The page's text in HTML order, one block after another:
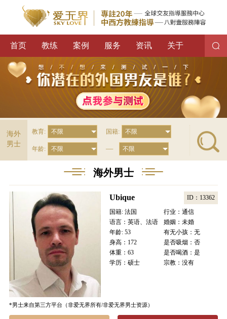
首页 教练 案例 服务 资讯 关于
海外
男士
教育: 国籍:
年龄: —
海外男士
Ubique
ID：13362
国籍: 法国
行业：通信
语言：英语、法语
婚姻：未婚
年龄: 53
有无小孩：无
身高：172
是否吸烟：否
体重：63
是否喝酒：是
学历：硕士
宗教：没有
*男士来自第三方平台（非爱无界所有/非爱无界男士资源）